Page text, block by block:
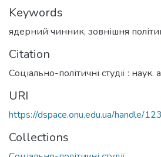
Keywords
ядерний чинник, зовнішня
Citation
Соціально-політичні студії : наук.
URI
https://dspace.onu.edu.ua/handle/
Collections